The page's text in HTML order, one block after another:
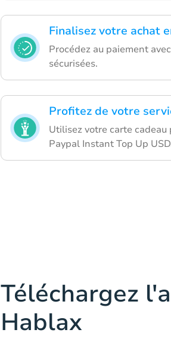
Finalisez votre achat
Procédez au paiement
sécurisées.
Profitez de votre
Utilisez votre carte
Paypal Instant Top Up
Téléchargez
Hablax